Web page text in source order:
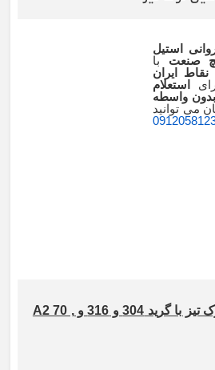
استیل
صنعت با
نقاط ایران
استعلام
واسطه
می توانید
پیچ شیروانی استیل نوک تیز با گرید 304 و 316 و A2 70 ,